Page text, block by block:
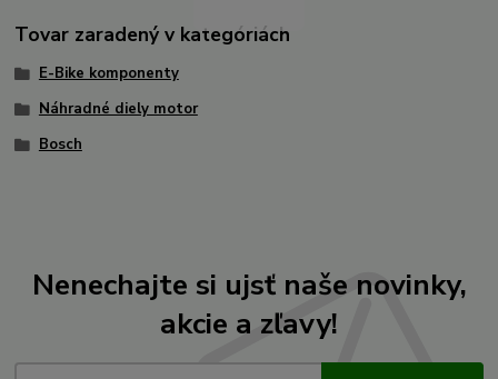
Tovar zaradený v kategóriách
E-Bike komponenty
Náhradné diely motor
Bosch
Nenechajte si ujsť naše novinky,
akcie a zľavy!